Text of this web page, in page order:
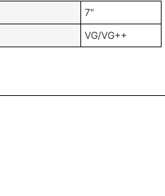
7"
VG/VG++